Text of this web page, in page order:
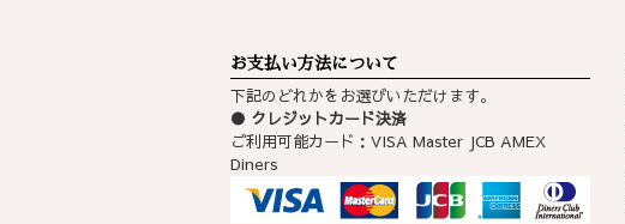
お支払い方法について
下記のどれかをお選びいただけます。
● クレジットカード決済
ご利用可能カード：VISA Master JCB AMEX
Diners